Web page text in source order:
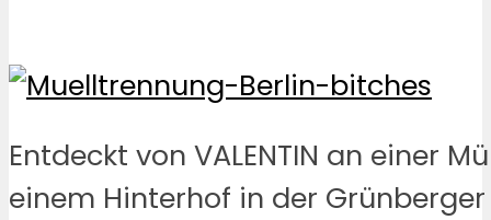
Entdeckt von VALENTIN an einer
einem Hinterhof in der